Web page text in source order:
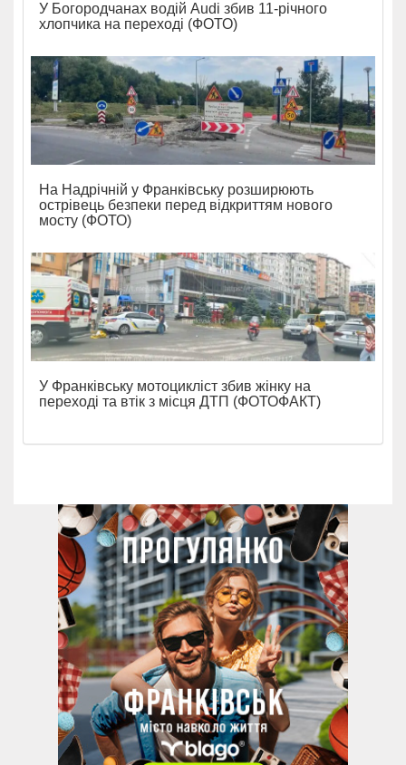
У Богородчанах водій Audi збив 11-річного
хлопчика на переході (ФОТО)
На Надрічній у Франківську розширюють
острівець безпеки перед відкриттям нового
мосту (ФОТО)
У Франківську мотоцикліст збив жінку на
переході та втік з місця ДТП (ФОТОФАКТ)